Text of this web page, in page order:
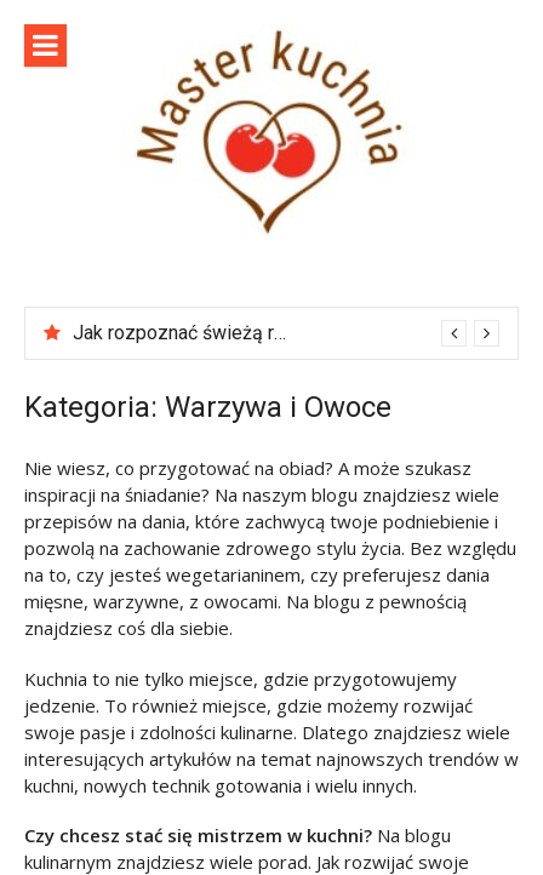
content
kuchnia
Jak rozpoznać świeżą rybę w sklepie?
Kategoria: Warzywa i Owoce
Nie wiesz, co przygotować na obiad? A może szukasz
inspiracji na śniadanie? Na naszym blogu znajdziesz wiele
przepisów na dania, które zachwycą twoje podniebienie i
pozwolą na zachowanie zdrowego stylu życia. Bez względu
na to, czy jesteś wegetarianinem, czy preferujesz dania
mięsne, warzywne, z owocami. Na blogu z pewnością
znajdziesz coś dla siebie.
Kuchnia to nie tylko miejsce, gdzie przygotowujemy
jedzenie. To również miejsce, gdzie możemy rozwijać
swoje pasje i zdolności kulinarne. Dlatego znajdziesz wiele
interesujących artykułów na temat najnowszych trendów w
kuchni, nowych technik gotowania i wielu innych.
Czy chcesz stać się mistrzem w kuchni? Na blogu
kulinarnym znajdziesz wiele porad. Jak rozwijać swoje